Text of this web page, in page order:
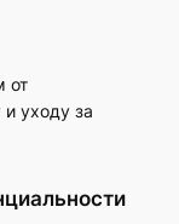
от
уходу за